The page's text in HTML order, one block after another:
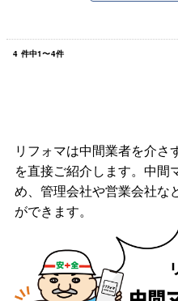
4 件中1〜4件
リフォマは中間業者を介さ
を直接ご紹介します。中間
め、管理会社や営業会社な
ができます。